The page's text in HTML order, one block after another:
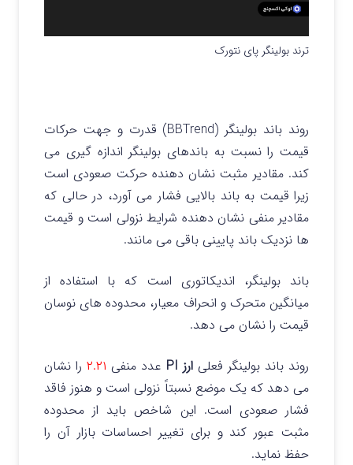
ترند بولینگر پای نتورک
روند باند بولینگر (BBTrend) قدرت و جهت حرکات
قیمت را نسبت به باندهای بولینگر اندازه گیری می
کند.مقادیر مثبت نشان دهنده حرکت صعودی است
زیرا قیمت به باند بالایی فشار می‌ آورد، در حالی که
مقادیر منفی نشان دهنده شرایط نزولی است و قیمت‌
ها نزدیک باند پایینی باقی می‌ مانند.
باند بولینگر، اندیکاتوری است که با استفاده از
میانگین متحرک و انحراف معیار، محدوده‌ های نوسان
قیمت را نشان می‌ دهد.
روند باند بولینگر فعلی ارز PI عدد منفی ۲.۲۱ را نشان
می دهد که یک موضع نسبتاً نزولی است و هنوز فاقد
فشار صعودی است. این شاخص باید از محدوده
مثبت عبور کند و برای تغییر احساسات بازار آن را
حفظ نماید.